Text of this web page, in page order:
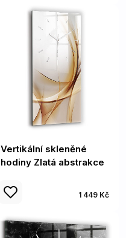
Vertikální skleněné
hodiny Zlatá abstrakce
1 449 Kč